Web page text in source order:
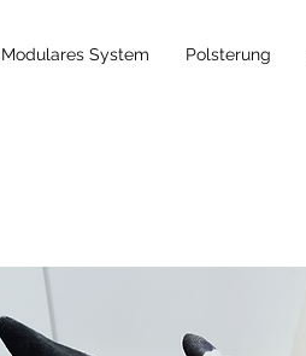
Modulares System Polsterung